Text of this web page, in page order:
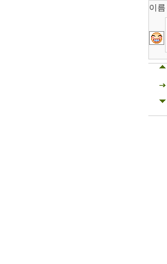
이름